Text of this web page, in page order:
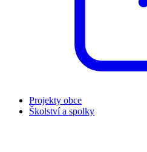
Projekty obce
Školství a spolky